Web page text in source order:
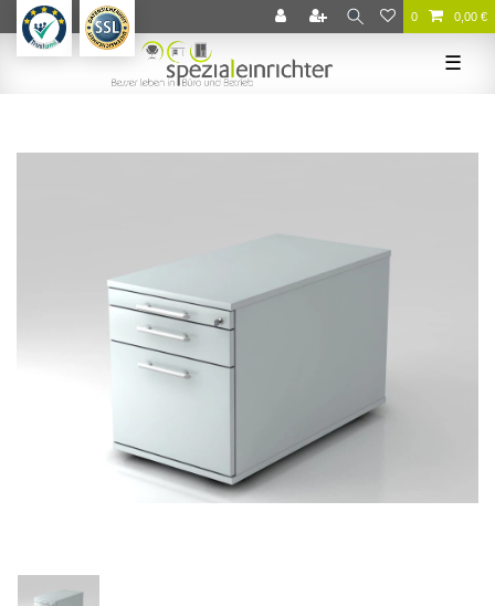
0 0,00 €
☰